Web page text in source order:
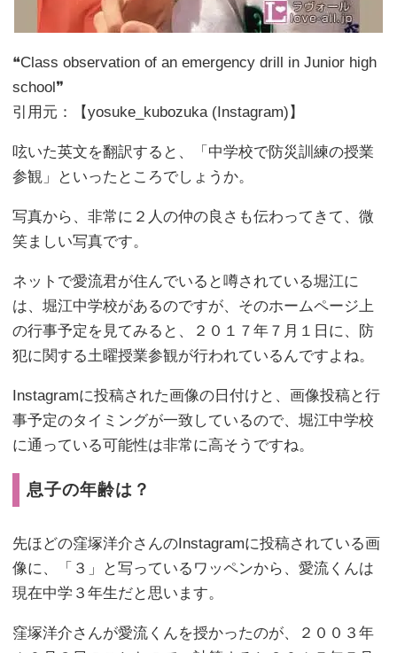
❝Class observation of an emergency drill in Junior high
school❞
引用元：【yosuke_kubozuka (Instagram)】
呟いた英文を翻訳すると、「中学校で防災訓練の授業
参観」といったところでしょうか。
写真から、非常に２人の仲の良さも伝わってきて、微
笑ましい写真です。
ネットで愛流君が住んでいると噂されている堀江に
は、堀江中学校があるのですが、そのホームページ上
の行事予定を見てみると、２０１７年７月１日に、防
犯に関する土曜授業参観が行われているんですよね。
Instagramに投稿された画像の日付けと、画像投稿と行
事予定のタイミングが一致しているので、堀江中学校
に通っている可能性は非常に高そうですね。
息子の年齢は？
先ほどの窪塚洋介さんのInstagramに投稿されている画
像に、「３」と写っているワッペンから、愛流くんは
現在中学３年生だと思います。
窪塚洋介さんが愛流くんを授かったのが、２００３年